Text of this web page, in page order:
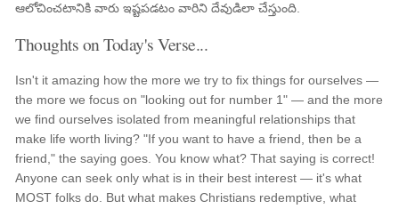
ఆలోచించటానికి వారు ఇష్టపడటం వారిని దేవుడిలా చేస్తుంది.
Thoughts on Today's Verse...
Isn't it amazing how the more we try to fix things for ourselves —
the more we focus on "looking out for number 1" — and the more
we find ourselves isolated from meaningful relationships that
make life worth living? "If you want to have a friend, then be a
friend," the saying goes. You know what? That saying is correct!
Anyone can seek only what is in their best interest — it's what
MOST folks do. But what makes Christians redemptive, what